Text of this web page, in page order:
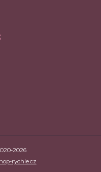
2026
rychle.cz